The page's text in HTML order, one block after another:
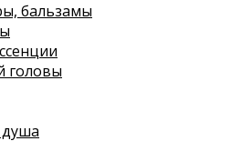
бальзамы
головы
душа